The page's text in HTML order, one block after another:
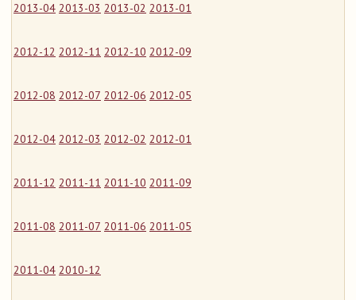
2013-04 2013-03 2013-02 2013-01
2012-12 2012-11 2012-10 2012-09
2012-08 2012-07 2012-06 2012-05
2012-04 2012-03 2012-02 2012-01
2011-12 2011-11 2011-10 2011-09
2011-08 2011-07 2011-06 2011-05
2011-04 2010-12